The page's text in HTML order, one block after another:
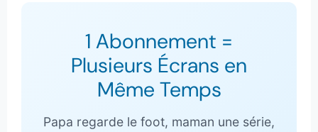
1 Abonnement =
Plusieurs Écrans en
Même Temps
Papa regarde le foot, maman une série,